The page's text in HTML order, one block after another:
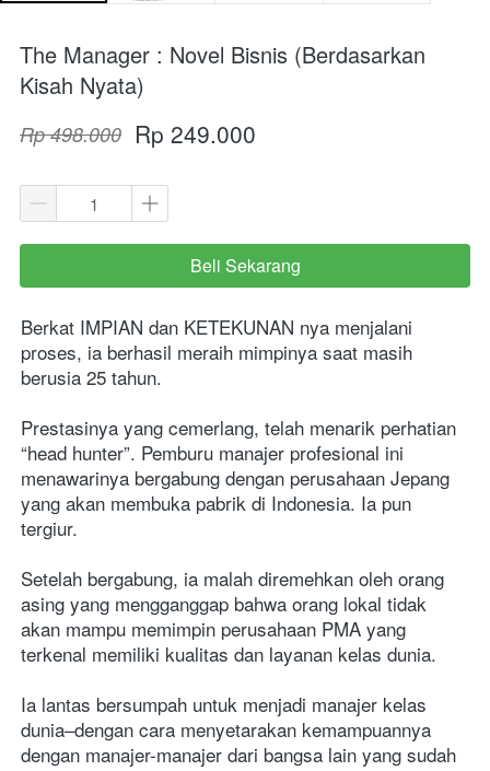
The Manager : Novel Bisnis (Berdasarkan
Kisah Nyata)
Rp 498.000 Rp 249.000
`Beli Sekarang
Berkat IMPIAN dan KETEKUNAN nya menjalani
proses, ia berhasil meraih mimpinya saat masih
berusia 25 tahun.
Prestasinya yang cemerlang, telah menarik perhatian
“head hunter”. Pemburu manajer profesional ini
menawarinya bergabung dengan perusahaan Jepang
yang akan membuka pabrik di Indonesia. Ia pun
tergiur.
Setelah bergabung, ia malah diremehkan oleh orang
asing yang mengganggap bahwa orang lokal tidak
akan mampu memimpin perusahaan PMA yang
terkenal memiliki kualitas dan layanan kelas dunia.
Ia lantas bersumpah untuk menjadi manajer kelas
dunia–dengan cara menyetarakan kemampuannya
dengan manajer-manajer dari bangsa lain yang sudah